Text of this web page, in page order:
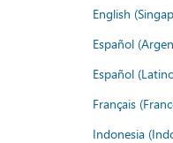
English
Español
Español
Français
Indonesia